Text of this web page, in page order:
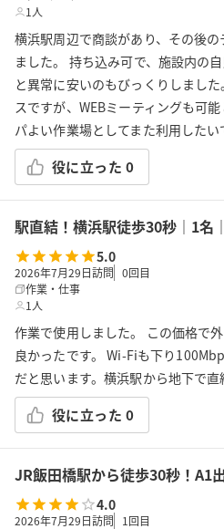
1人
横浜駅周辺で商談があり、その後
ました。 持ち込み可で、施設内の
と異常に安いのもびっくりしまし
スですが、WEBミーティングも可
パよい作業場としてまた利用したい
役に立った 0
5.0
2026年7月29日訪問 0回目
作業・仕事
1人
作業で使用しました。 この価格で
良かったです。 Wi-Fiも下り
だと思います。横浜駅から地下で直
役に立った 0
4.0
2026年7月29日訪問 1 回目